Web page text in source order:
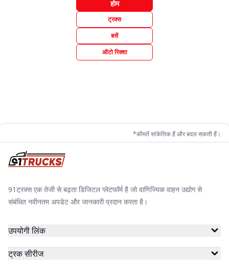
होम
ट्रक्स
बसें
ऑटो रिक्शा
*कीमतें सांकेतिक हैं और बदल सकती हैं।
91ट्रक्स एक तेजी से बढ़ता डिजिटल प्लेटफॉर्म है जो वाणिज्यिक वाहन उद्योग से
संबंधित नवीनतम अपडेट और जानकारी प्रदान करता है।
उपयोगी लिंक
ट्रक सीरीज